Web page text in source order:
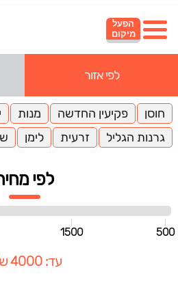
הפעל
מיקום
לפי אזור
חוסן פקיעין החדשה מנות
גרנות הגליל
זרעית לימן
לפי
500
1500
עד: 4000 ש"ח